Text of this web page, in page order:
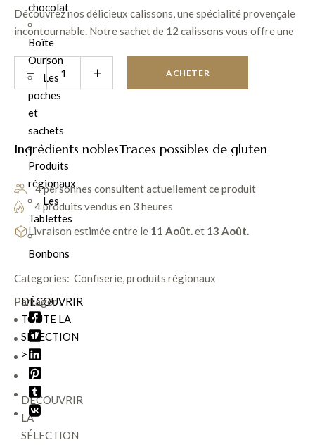
chocolat
Boîte
Ourson
Les
poches
et
sachets
Produits
régionaux
Les
Tablettes
Bonbons
DÉCOUVRIR
TOUTE LA
SÉLECTION
>
DÉCOUVRIR
LA
SÉLECTION
Découvrez nos délicieux calissons, une spécialité provençale
incontournable. Notre sachet de 12 calissons vous offre une
explosion de saveurs avec une alliance parfaite d’amandes, de
melon confit et de glace royale. Idéal pour offrir ou pour se
faire plaisir, nos calissons sont fabriqués avec soin selon une
recette traditionnelle. Commandez dès maintenant et laissez-
vous séduire par cette douceur sucrée de la Provence
ACHETER
Ingrédients noblesTraces possibles de gluten
4 personnes consultent actuellement ce produit
4 produits vendus en 3 heures
Livraison estimée entre le 11 Août.et 13 Août.
Categories: Confiserie,produits régionaux
Partager :